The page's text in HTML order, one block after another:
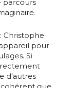
parcours
Christophe
pour
Si
d’autres